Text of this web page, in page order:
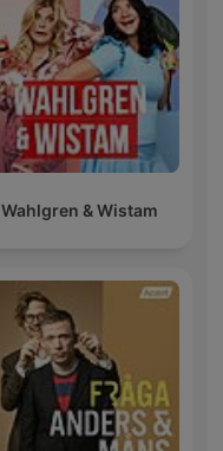
Wahlgren & Wistam